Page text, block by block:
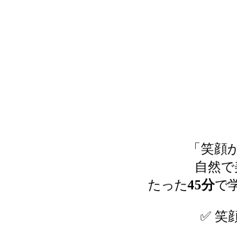
「笑顔
自然
たった45分で
✅ 笑